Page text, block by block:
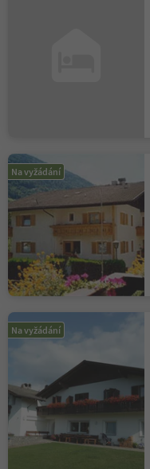
Na vyžádání
Na vyžádání